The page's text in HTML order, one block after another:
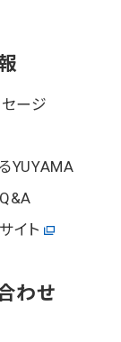
セージ
YUYAMA
イト
わせ